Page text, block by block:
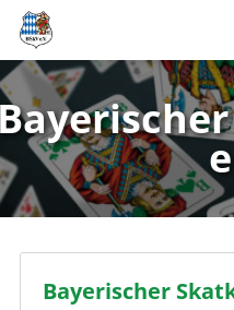
Bayerischer